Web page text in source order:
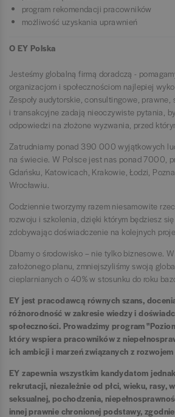
program rekomendacji pracowników
możliwość uzyskania uprawnień
O EY Polska
Jesteśmy globalną firmą doradczą -
organizacjom i społecznościom najlepiej
Zespoły audytorskie, consultingowe,
i transakcyjne zadają nieoczywiste pytania,
odpowiedzi na złożone wyzwania, przed
Zatrudniamy ponad 390 000 wyjątkowych
na świecie. W Polsce jest nas ponad 7000,
Gdańsku, Katowicach, Krakowie, Łodzi,
Wrocławiu.
Codziennie tworzymy razem niesamowite
rozwoju i szkolenia, dzięki którym będziesz
zdobywając doświadczenie na kolejnych
Dbamy o środowisko – nie tylko biznesowe.
założonego planu, zmniejszyliśmy swoją
cieplarnianych o 40% w stosunku do roku
EY jest pracodawcą równych szans,
różnorodność w zakresie wiedzy i
społeczności. Prowadzimy program
który wspiera pracowników z
ich ambicji i marzeń związanych z
EY zapewnia wszystkim kandydatom
rekrutacji, niezależnie od płci, wieku, rasy,
seksualnej, pochodzenia,
innej prawnie chronionej podstawy,